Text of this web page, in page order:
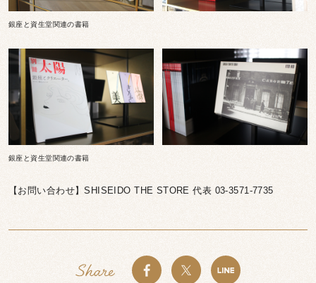
銀座と資生堂関連の書籍
銀座と資生堂関連の書籍
【お問い合わせ】SHISEIDO THE STORE 代表 03-3571-7735